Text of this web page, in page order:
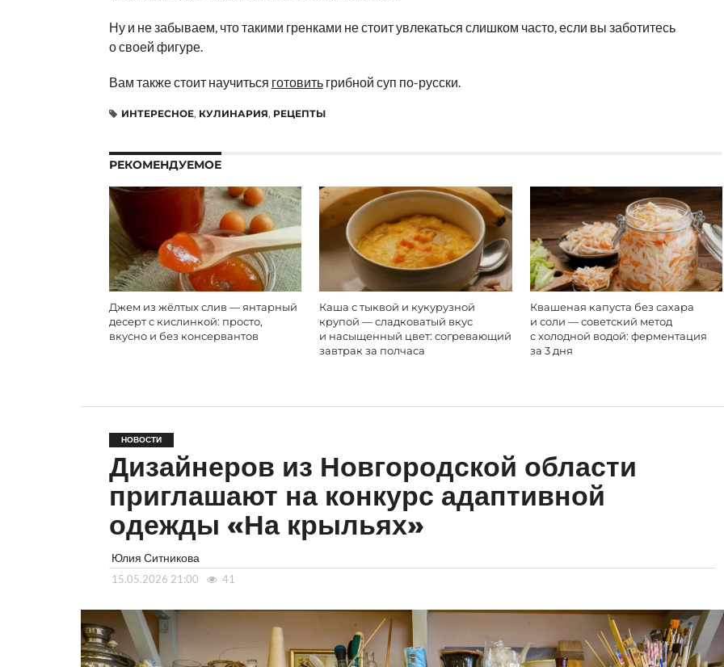
Ну и не забываем, что такими гренками не стоит увлекаться слишком часто, если вы заботитесь
о своей фигуре.
Вам также стоит научиться готовитьгрибной суп по-русски.
ИНТЕРЕСНОЕ, КУЛИНАРИЯ, РЕЦЕПТЫ
РЕКОМЕНДУЕМОЕ
Джем из жёлтых слив — янтарный
десерт с кислинкой: просто,
вкусно и без консервантов
Каша с тыквой и кукурузной
крупой — сладковатый вкус
и насыщенный цвет: согревающий
завтрак за полчаса
Квашеная капуста без сахара
и соли — советский метод
с холодной водой: ферментация
за 3 дня
НОВОСТИ
Дизайнеров из Новгородской области
приглашают на конкурс адаптивной
одежды «На крыльях»
Юлия Ситникова
15.05.2026 21:00 41